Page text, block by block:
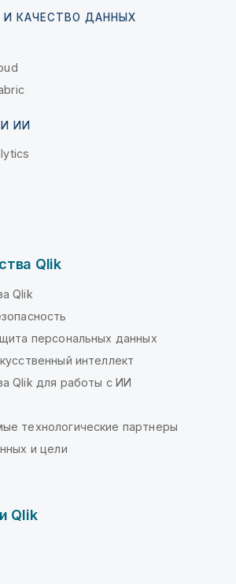
И КАЧЕСТВО ДАННЫХ
ИИ
Qlik
Qlik
персональных данных
интеллект
Qlik для работы с ИИ
технологические партнеры
и цели
Qlik